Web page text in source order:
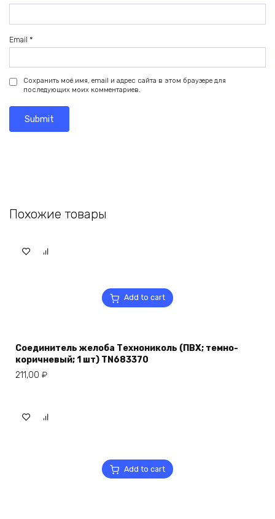
Email *
Сохранить моё имя, email и адрес сайта в этом браузере для
последующих моих комментариев.
Похожие товары
Add to cart
Соединитель желоба Технониколь (ПВХ; темно-
коричневый; 1 шт) TN683370
211,00 ₽
Add to cart